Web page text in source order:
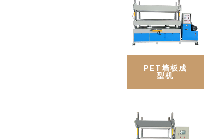
PET墙板成
型机